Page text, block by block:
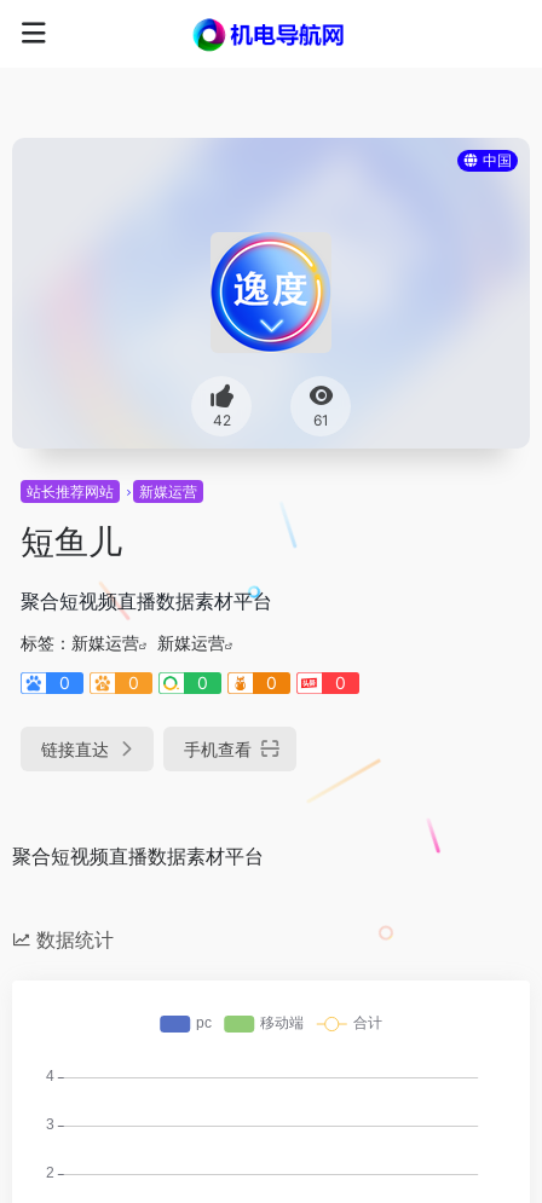
中国
42 61
站长推荐网站 新媒运营
短鱼儿
聚合短视频直播数据素材平台
标签： 新媒运营
新媒运营
0
0 0 0 0
链接直达 手机查看
聚合短视频直播数据素材平台
数据统计